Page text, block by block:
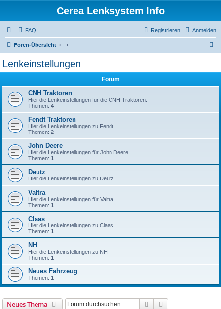
Cerea Lenksystem Info
FAQ Anmelden
Registrieren
Foren-Übersicht
Lenkeinstellungen
Forum
CNH Traktoren
Hier die Lenkeinstellungen für die CNH Traktoren.
Themen: 4
Fendt Traktoren
Hier die Lenkeinstellungen zu Fendt
Themen: 2
John Deere
Hier die Lenkeinstellungen für John Deere
Themen: 1
Deutz
Hier die Lenkeinstellungen zu Deutz
Valtra
Hier die Lenkeinstellungen für Valtra
Themen: 1
Claas
Hier die Lenkeinstellungen zu Claas
Themen: 1
NH
Hier die Lenkeinstellungen zu NH
Themen: 1
Neues Fahrzeug
Themen: 1
Neues Thema Suche